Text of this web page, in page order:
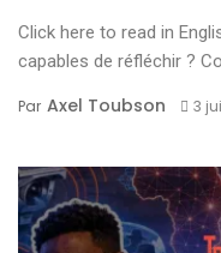
Click here to read in
capables de réfléchir ?
Par Axel Toubson 3